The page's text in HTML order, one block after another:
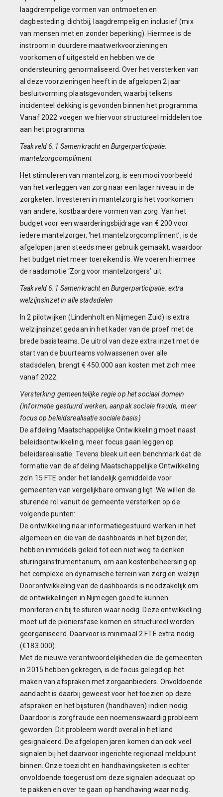
laagdrempelige vormen van ontmoeten en
dagbesteding: dichtbij, laagdrempelig en inclusief (mix
van mensen met en zonder beperking). Hiermee is de
instroom in duurdere maatwerkvoorzieningen
voorkomen of uitgesteld en hebben we de
ondersteuning genormaliseerd. Over het versterken van
al deze voorzieningen heeft in de afgelopen 2 jaar
besluitvorming plaatsgevonden, waarbij telkens
incidenteel dekking is gevonden binnen het programma.
Vanaf 2022 voegen we hiervoor structureel middelen toe
aan het programma.
Taakveld 6.1 Samenkracht en Burgerparticipatie:
mantelzorgcompliment
Het stimuleren van mantelzorg, is een mooi voorbeeld
van het verleggen van zorg naar een lager niveau in de
zorgketen. Investeren in mantelzorg is het voorkomen
van andere, kostbaardere vormen van zorg. Van het
budget voor een waarderingsbijdrage van € 200 voor
iedere mantelzorger, ‘het mantelzorgcompliment’, is de
afgelopen jaren steeds meer gebruik gemaakt, waardoor
het budget niet meer toereikend is. We voeren hiermee
de raadsmotie ‘Zorg voor mantelzorgers’ uit.
Taakveld 6.1 Samenkracht en Burgerparticipatie: extra
welzijnsinzet in alle stadsdelen
In 2 pilotwijken (Lindenholt en Nijmegen Zuid) is extra
welzijnsinzet gedaan in het kader van de proef met de
brede basisteams. De uitrol van deze extra inzet met de
start van de buurteams volwassenen over alle
stadsdelen, brengt € 450.000 aan kosten met zich mee
vanaf 2022.
Versterking gemeentelijke regie op het sociaal domein
(informatie gestuurd werken, aanpak sociale fraude, meer
focus op beleidsrealisatie sociale basis)
De afdeling Maatschappelijke Ontwikkeling moet naast
beleidsontwikkeling, meer focus gaan leggen op
beleidsrealisatie. Tevens bleek uit een benchmark dat de
formatie van de afdeling Maatschappelijke Ontwikkeling
zo’n 15 FTE onder het landelijk gemiddelde voor
gemeenten van vergelijkbare omvang ligt. We willen de
sturende rol vanuit de gemeente versterken op de
volgende punten:
De ontwikkeling naar informatiegestuurd werken in het
algemeen en die van de dashboards in het bijzonder,
hebben inmiddels geleid tot een niet weg te denken
sturingsinstrumentarium, om aan kostenbeheersing op
het complexe en dynamische terrein van zorg en welzijn.
Doorontwikkeling van de dashboards is noodzakelijk om
de ontwikkelingen in Nijmegen goed te kunnen
monitoren en bij te sturen waar nodig. Deze ontwikkeling
moet uit de pioniersfase komen en structureel worden
georganiseerd. Daarvoor is minimaal 2 FTE extra nodig
(€183.000).
Met de nieuwe verantwoordelijkheden die de gemeenten
in 2015 hebben gekregen, is de focus gelegd op het
maken van afspraken met zorgaanbieders. Onvoldoende
aandacht is daarbij geweest voor het toezien op deze
afspraken en het bijsturen (handhaven) indien nodig.
Daardoor is zorgfraude een noemenswaardig probleem
geworden. Dit probleem wordt overal in het land
gesignaleerd. De afgelopen jaren komen dan ook veel
signalen bij het daarvoor ingerichte regionaal meldpunt
binnen. Onze toezicht en handhavingsketen is echter
onvoldoende toegerust om deze signalen adequaat op
te pakken en over te gaan op handhaving waar nodig.